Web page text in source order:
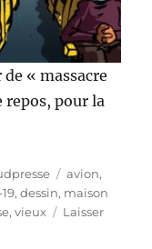
« massacre
repos, pour la
Étiquettes
avion,
,dessin, maison
,vieux
Laisser